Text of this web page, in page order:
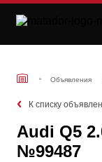
Объявления
К списку
Audi Q5
№99487